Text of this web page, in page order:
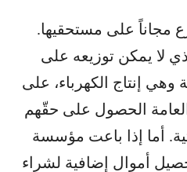
مجاناً على مستحقيها.
لا يمكن توزيعه على
وهي إنتاج الكهرباء، على
الحصول على حقّهم
أما إذا باعت مؤسسة
أموال إضافية لشراء